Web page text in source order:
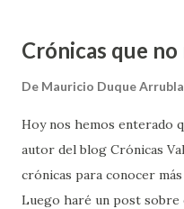
un error que aquel que
llanto y sin canciones de
canción. Para oír algo de
pulse aquí , creo que se
Crónicas que
De Mauricio Duque Arrubla
Hoy nos hemos enterado
autor del blog Crónicas
crónicas para conocer
Luego haré un post sobre